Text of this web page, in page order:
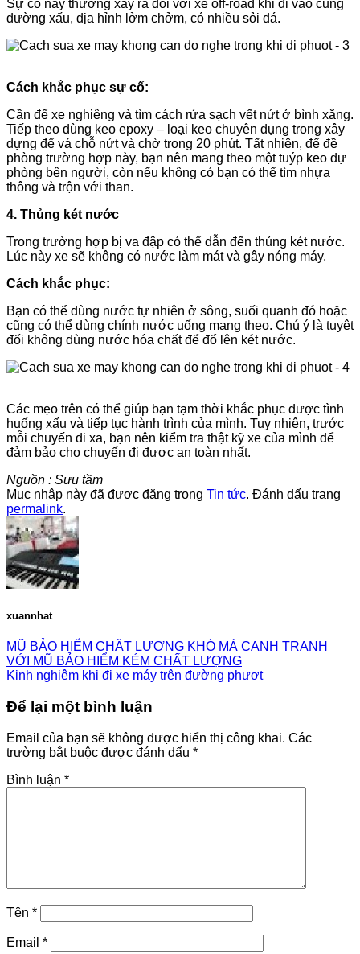
Sự cố này thường xảy ra đối với xe off-road khi đi vào cung
đường xấu, địa hỉnh lởm chởm, có nhiều sỏi đá.
Cách khắc phục sự cố:
Cần để xe nghiêng và tìm cách rửa sạch vết nứt ở bình xăng.
Tiếp theo dùng keo epoxy – loại keo chuyên dụng trong xây
dựng để vá chỗ nứt và chờ trong 20 phút. Tất nhiên, để đề
phòng trường hợp này, bạn nên mang theo một tuýp keo dự
phòng bên người, còn nếu không có bạn có thể tìm nhựa
thông và trộn với than.
4. Thủng két nước
Trong trường hợp bị va đập có thể dẫn đến thủng két nước.
Lúc này xe sẽ không có nước làm mát và gây nóng máy.
Cách khắc phục:
Bạn có thể dùng nước tự nhiên ở sông, suối quanh đó hoặc
cũng có thể dùng chính nước uống mang theo. Chú ý là tuyệt
đối không dùng nước hóa chất để đổ lên két nước.
Các mẹo trên có thể giúp bạn tạm thời khắc phục được tình
huống xấu và tiếp tục hành trình của mình. Tuy nhiên, trước
mỗi chuyến đi xa, bạn nên kiểm tra thật kỹ xe của mình để
đảm bảo cho chuyến đi được an toàn nhất.
Nguồn : Sưu tầm
Mục nhập này đã được đăng trong Tin tức. Đánh dấu trang
permalink.
xuannhat
MŨ BẢO HIỂM CHẤT LƯỢNG KHÓ MÀ CẠNH TRANH
VỚI MŨ BẢO HIỂM KÉM CHẤT LƯỢNG
Kinh nghiệm khi đi xe máy trên đường phượt
Để lại một bình luận
Email của bạn sẽ không được hiển thị công khai. Các
trường bắt buộc được đánh dấu *
Bình luận *
Tên *
Email *